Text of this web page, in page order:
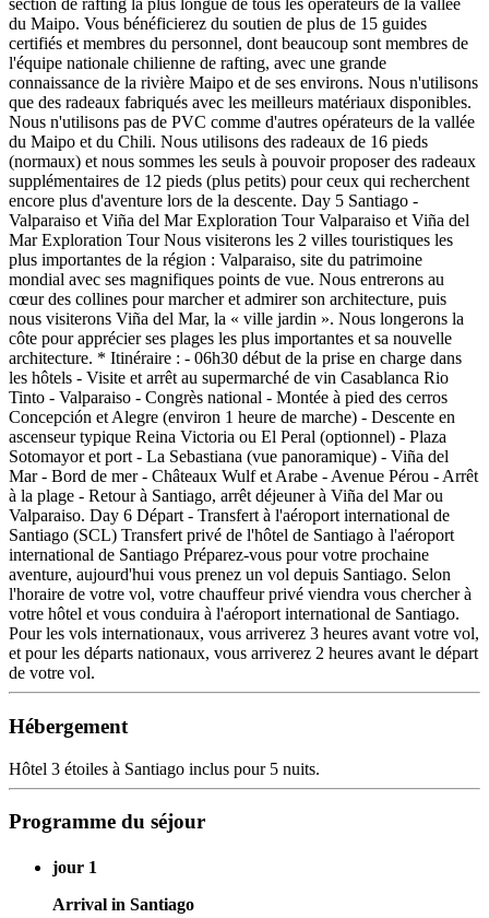
section de rafting la plus longue de tous les opérateurs de la vallée
du Maipo. Vous bénéficierez du soutien de plus de 15 guides
certifiés et membres du personnel, dont beaucoup sont membres de
l'équipe nationale chilienne de rafting, avec une grande
connaissance de la rivière Maipo et de ses environs. Nous n'utilisons
que des radeaux fabriqués avec les meilleurs matériaux disponibles.
Nous n'utilisons pas de PVC comme d'autres opérateurs de la vallée
du Maipo et du Chili. Nous utilisons des radeaux de 16 pieds
(normaux) et nous sommes les seuls à pouvoir proposer des radeaux
supplémentaires de 12 pieds (plus petits) pour ceux qui recherchent
encore plus d'aventure lors de la descente. Day 5 Santiago -
Valparaiso et Viña del Mar Exploration Tour Valparaiso et Viña del
Mar Exploration Tour Nous visiterons les 2 villes touristiques les
plus importantes de la région : Valparaiso, site du patrimoine
mondial avec ses magnifiques points de vue. Nous entrerons au
cœur des collines pour marcher et admirer son architecture, puis
nous visiterons Viña del Mar, la « ville jardin ». Nous longerons la
côte pour apprécier ses plages les plus importantes et sa nouvelle
architecture. * Itinéraire : - 06h30 début de la prise en charge dans
les hôtels - Visite et arrêt au supermarché de vin Casablanca Rio
Tinto - Valparaiso - Congrès national - Montée à pied des cerros
Concepción et Alegre (environ 1 heure de marche) - Descente en
ascenseur typique Reina Victoria ou El Peral (optionnel) - Plaza
Sotomayor et port - La Sebastiana (vue panoramique) - Viña del
Mar - Bord de mer - Châteaux Wulf et Arabe - Avenue Pérou - Arrêt
à la plage - Retour à Santiago, arrêt déjeuner à Viña del Mar ou
Valparaiso. Day 6 Départ - Transfert à l'aéroport international de
Santiago (SCL) Transfert privé de l'hôtel de Santiago à l'aéroport
international de Santiago Préparez-vous pour votre prochaine
aventure, aujourd'hui vous prenez un vol depuis Santiago. Selon
l'horaire de votre vol, votre chauffeur privé viendra vous chercher à
votre hôtel et vous conduira à l'aéroport international de Santiago.
Pour les vols internationaux, vous arriverez 3 heures avant votre vol,
et pour les départs nationaux, vous arriverez 2 heures avant le départ
de votre vol.
Hébergement
Hôtel 3 étoiles à Santiago inclus pour 5 nuits.
Programme du séjour
jour 1
Arrival in Santiago